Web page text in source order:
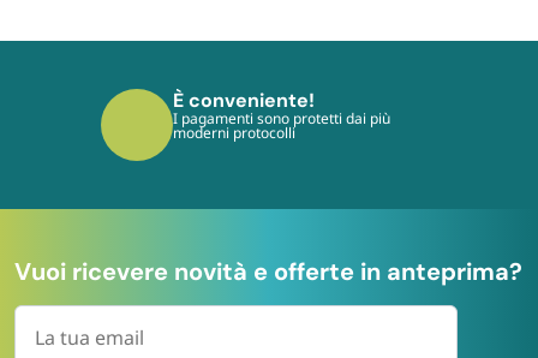
È veloce!
Consegniamo in tempi rapidi e veloci
dall’ordine
Vuoi ricevere novità e offerte in anteprima?